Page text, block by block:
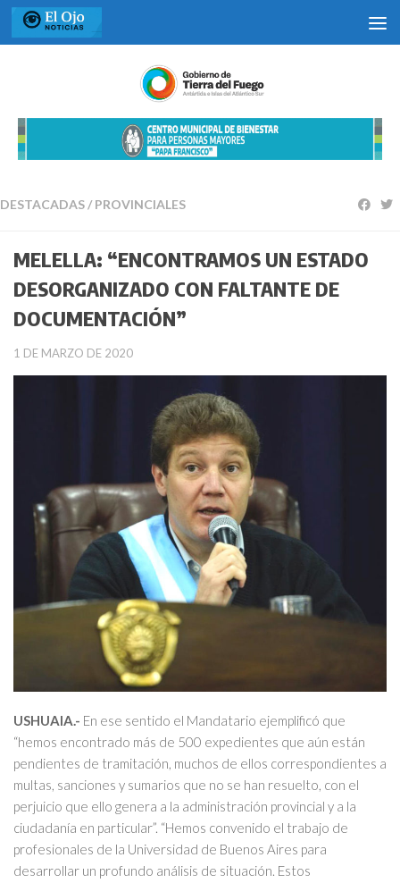
Saltar al contenido
DESTACADAS/ PROVINCIALES
MELELLA: “ENCONTRAMOS UN ESTADO
DESORGANIZADO CON FALTANTE DE
DOCUMENTACIÓN”
1 DE MARZO DE 2020
USHUAIA.- En ese sentido el Mandatario ejemplificó que
“hemos encontrado más de 500 expedientes que aún están
pendientes de tramitación, muchos de ellos correspondientes a
multas, sanciones y sumarios que no se han resuelto, con el
perjuicio que ello genera a la administración provincial y a la
ciudadanía en particular”. “Hemos convenido el trabajo de
profesionales de la Universidad de Buenos Aires para
desarrollar un profundo análisis de situación. Estos